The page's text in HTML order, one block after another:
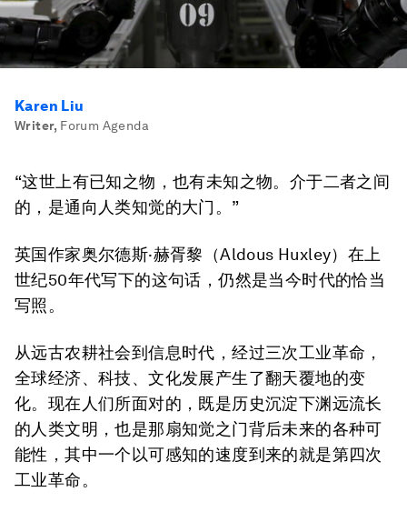
Karen Liu
Writer, Forum Agenda
“这世上有已知之物，也有未知之物。介于二者之间
的，是通向人类知觉的大门。”
英国作家奥尔德斯·赫胥黎（Aldous Huxley）在上
世纪50年代写下的这句话，仍然是当今时代的恰当
写照。
从远古农耕社会到信息时代，经过三次工业革命，
全球经济、科技、文化发展产生了翻天覆地的变
化。现在人们所面对的，既是历史沉淀下渊远流长
的人类文明，也是那扇知觉之门背后未来的各种可
能性，其中一个以可感知的速度到来的就是第四次
工业革命。